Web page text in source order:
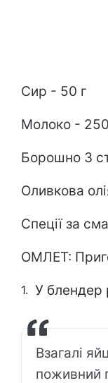
Сир - 50 г
Молоко -
Борошно 3
Оливкова
Спеції за
ОМЛЕТ:
У блендер
Взагалі
поживний